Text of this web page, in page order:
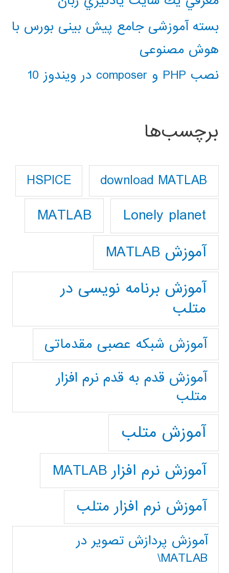
بسته آموزشی جامع پیش بینی بورس با
هوش مصنوعی
نصب PHP و composer در ویندوز 10
برچسب‌ها
download MATLAB
HSPICE
Lonely planet
MATLAB
آموزش MATLAB
آموزش برنامه نویسی در
متلب
آموزش شبکه عصبی مقدماتی
آموزش قدم به قدم نرم افزار
متلب
آموزش متلب
آموزش نرم افزار MATLAB
آموزش نرم افزار متلب
آموزش پردازش تصوير در
MATLAB\